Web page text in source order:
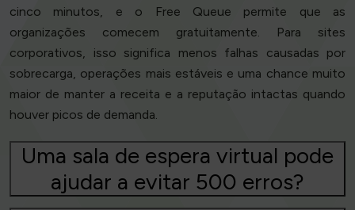
cinco minutos, e o Free Queue permite que as
organizações comecem gratuitamente. Para sites
corporativos, isso significa menos falhas causadas por
sobrecarga, operações mais estáveis e uma chance muito
maior de manter a receita e a reputação intactas quando
houver picos de demanda.
Uma sala de espera virtual pode
ajudar a evitar 500 erros?